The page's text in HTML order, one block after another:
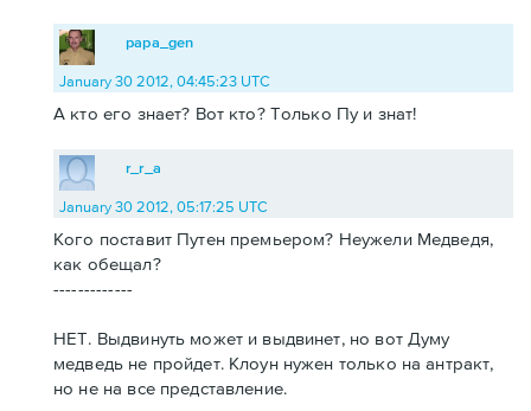
papa_gen
January 30 2012, 04:45:23 UTC
А кто его знает? Вот кто? Только Пу и знат!
r_r_a
January 30 2012, 05:17:25 UTC
Кого поставит Путен премьером? Неужели Медведя,
как обещал?
-------------
НЕТ. Выдвинуть может и выдвинет, но вот Думу
медведь не пройдет. Клоун нужен только на антракт,
но не на все представление.